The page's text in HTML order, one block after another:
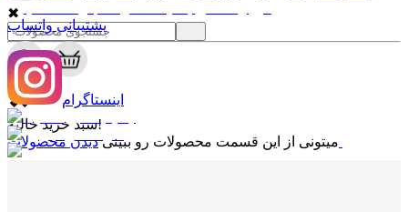
✖
0
✖
سبد خرید خالیه!
میتونی از این قسمت محصولات رو ببینی
پشتیبانی واتساپ
اینستاگرام